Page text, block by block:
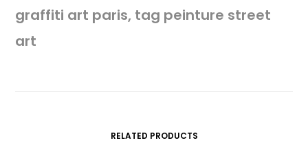
graffiti art paris, tag peinture street
art
RELATED PRODUCTS